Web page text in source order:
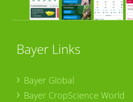
Bayer Links
Bayer Global
Bayer CropScience World